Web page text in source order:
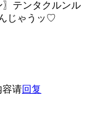
〗テンタクルンル
じゃうッ♡
容请回复